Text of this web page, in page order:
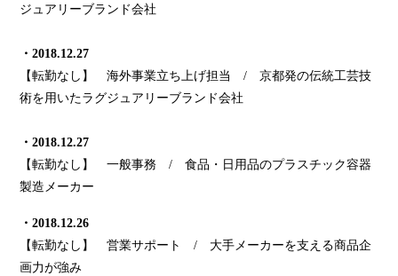
ジュアリーブランド会社
・2018.12.27
【転勤なし】 海外事業立ち上げ担当 / 京都発の伝統工芸技
術を用いたラグジュアリーブランド会社
・2018.12.27
【転勤なし】 一般事務 / 食品・日用品のプラスチック容器
製造メーカー
・2018.12.26
【転勤なし】 営業サポート / 大手メーカーを支える商品企
画力が強み